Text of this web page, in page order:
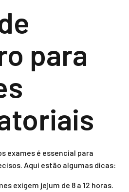
para
exames é essencial para
Aqui estão algumas dicas:
exigem jejum de 8 a 12 horas.